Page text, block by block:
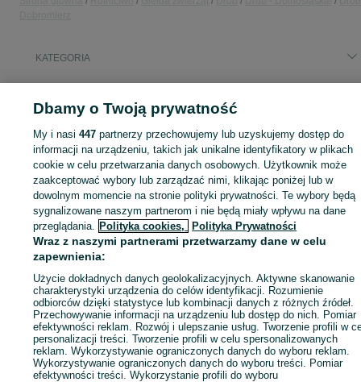
KATEGORIA
927889030
Zaloguj się lub załóż konto na OLX, aby skontaktować się z
sprzedającym
Zaloguj się / Załóż konto
Zadzwoń / SMS Wyślij wiadomość
Dbamy o Twoją prywatność
My i nasi447 partnerzy przechowujemy lub uzyskujemy dostęp do
informacji na urządzeniu, takich jak unikalne identyfikatory w plikach
cookie w celu przetwarzania danych osobowych. Użytkownik może
zaakceptować wybory lub zarządzać nimi, klikając poniżej lub w
dowolnym momencie na stronie polityki prywatności. Te wybory będą
sygnalizowane naszym partnerom i nie będą miały wpływu na dane
przeglądania. Polityka cookies, Polityka Prywatności
Wraz z naszymi partnerami przetwarzamy dane w celu
zapewnienia:
Użycie dokładnych danych geolokalizacyjnych. Aktywne skanowanie
charakterystyki urządzenia do celów identyfikacji. Rozumienie
odbiorców dzięki statystyce lub kombinacji danych z różnych źródeł.
Przechowywanie informacji na urządzeniu lub dostęp do nich. Pomiar
efektywności reklam. Rozwój i ulepszanie usług. Tworzenie profili w
personalizacji treści. Tworzenie profili w celu spersonalizowanych
reklam. Wykorzystywanie ograniczonych danych do wyboru reklam.
Wykorzystywanie ograniczonych danych do wyboru treści. Pomiar
efektywności treści. Wykorzystanie profili do wyboru